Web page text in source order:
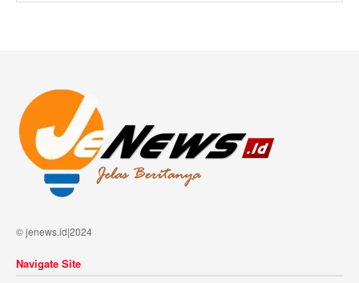
© jenews.id|2024
Navigate Site